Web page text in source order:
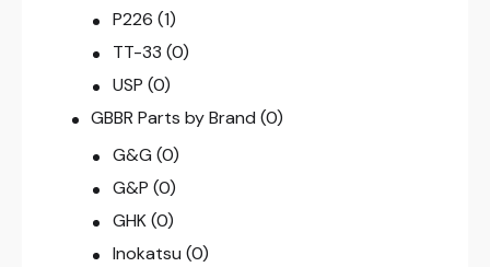
P226 (1)
TT-33 (0)
USP (0)
GBBR Parts by Brand (0)
G&G (0)
G&P (0)
GHK (0)
Inokatsu (0)